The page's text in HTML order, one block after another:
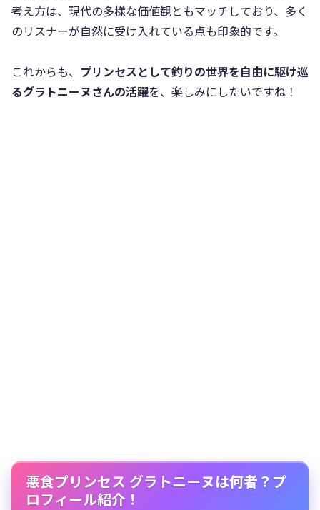
考え方は、現代の多様な価値観ともマッチしており、多く
のリスナーが自然に受け入れている点も印象的です。
これからも、 プリンセスとして釣りの世界を自由に駆け巡
るグラトニーヌさんの活躍を、楽しみにしたいですね！
悪食プリンセス グラトニーヌは何者？プ
ロフィール紹介！